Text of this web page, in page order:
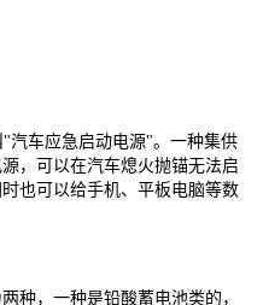
"汽车应急启动电源"。一种集供
，可以在汽车熄火抛锚无法启
也可以给手机、平板电脑等数
两种，一种是铅酸蓄电池类的，